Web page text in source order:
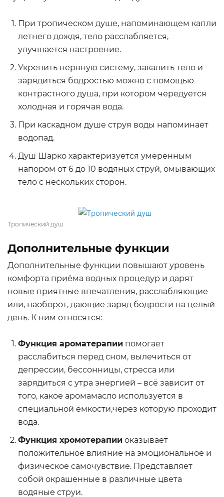
При тропическом душе, напоминающем капли
летнего дождя, тело расслабляется,
улучшается настроение.
Укрепить нервную систему, закалить тело и
зарядиться бодростью можно с помощью
контрастного душа, при котором чередуется
холодная и горячая вода.
При каскадном душе струя воды напоминает
водопад.
Душ Шарко характеризуется умеренным
напором от 6 до 10 водяных струй, омывающих
тело с нескольких сторон.
Тропический душ
Дополнительные функции
Дополнительные функции повышают уровень
комфорта приёма водных процедур и дарят
новые приятные впечатления, расслабляющие
или, наоборот, дающие заряд бодрости на целый
день. К ним относятся:
Функция ароматерапии помогает
расслабиться перед сном, вылечиться от
депрессии, бессонницы, стресса или
зарядиться с утра энергией – всё зависит от
того, какое аромамасло используется в
специальной ёмкости,через которую проходит
вода.
Функция хромотерапии оказывает
положительное влияние на эмоциональное и
физическое самочувствие. Представляет
собой окрашенные в различные цвета
водяные струи.